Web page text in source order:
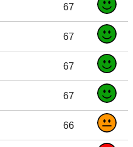
67
67
67
67
66